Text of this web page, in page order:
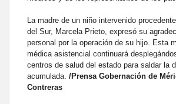
La madre de un niño intervenido
del Sur, Marcela Prieto, expresó su
personal por la operación de su hijo. Esta
médica asistencial continuará
centros de salud del estado para saldar la
acumulada. /Prensa Gobernación de
Contreras